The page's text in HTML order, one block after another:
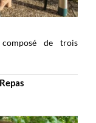
de trois
Repas